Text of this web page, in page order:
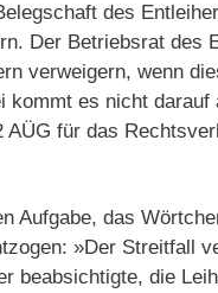
des
Der Betriebsrat des
verweigern, wenn
kommt es nicht
für das
Aufgabe, das
»Der Streitfall
beabsichtigte, die